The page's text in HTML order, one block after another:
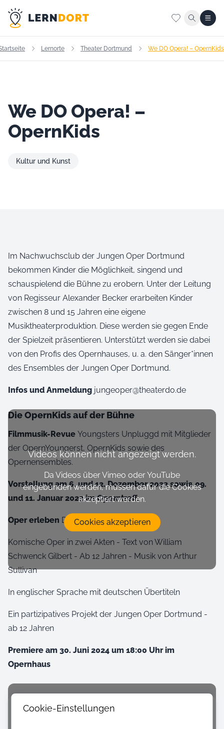
Lernorte Theater Dortmund We DO Opera! – OpernKids
We DO Opera! –
OpernKids
Kultur und Kunst
Im Nachwuchsclub der Jungen Oper Dortmund
bekommen Kinder die Möglichkeit, singend und
schauspielend die Bühne zu erobern. Unter der Leitung
von Regisseur Alexander Becker erarbeiten Kinder
zwischen 8 und 15 Jahren eine eigene
Musiktheaterproduktion. Diese werden sie gegen Ende
der Spielzeit präsentieren. Unterstützt werden sie dabei
von den Profis des Opernhauses, u. a. den Sänger*innen
des Ensembles der Jungen Oper Dortmund.
Infos und Anmeldung jungeoper@theaterdo.de
Videos können nicht angezeigt werden.
Da Videos über Vimeo oder YouTube
eingebunden werden, müssen dafür die Cookies
akzeptiert werden.
Cookies akzeptieren
Die OpernKids auf der Bühne
Filmmusik-Revue Youngsters Unpluggd mit Mitglieder
der OpernYoungerst, OpernKids sowie des
Opernensembles.
Vorstellung am 6. und 12. Dezember 2023 sowie 09.
und 11. Januar 2023 im Operntreff.
Oper erleben Die Piraten von Penzance
Komische Oper in zwei Akten - Text von William
Schwenck Gilbert - Ab 12 Jahren - Musik von Arthur
Sullivan
In englischer Sprache mit deutschen Übertiteln
Ein partizipatives Projekt der Jungen Oper Dortmund -
ab 12 Jahren
Premiere am 30. Juni 2024 um 18:00 Uhr im
Opernhaus
Geeignete Fächer
Cookie-Einstellungen